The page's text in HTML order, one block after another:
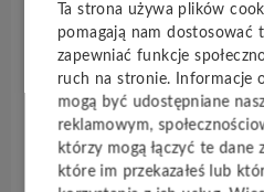
litego drewna i
wodoodpornościąna 15 lat.
bardzo wygodny dzięki
Drobne pęknięcia i sęki na
każdym szczególe
prawdziwego drewna–
idealnie matowe
Ta strona używa plików
pomagają nam dostosować
zapewniać funkcje
ruch na stronie. Informacje
mogą być udostępniane
reklamowym,
którzy mogą łączyć te dane
które im przekazałeś lub